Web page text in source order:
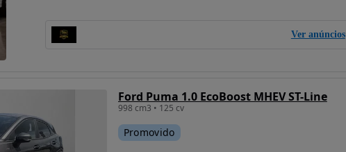
Ver anúncios
Ford Puma 1.0 EcoBoost MHEV ST-Line
998 cm3 • 125 cv
Promovido